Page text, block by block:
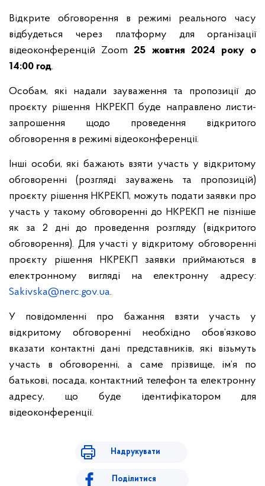
Відкрите обговорення в режимі реального часу
відбудеться через платформу для організації
відеоконференцій Zoom 25 жовтня 2024 року о
14:00 год.
Особам, які надали зауваження та пропозиції до
проєкту рішення НКРЕКП буде направлено листи-
запрошення щодо проведення відкритого
обговорення в режимі відеоконференції.
Інші особи, які бажають взяти участь у відкритому
обговоренні (розгляді зауважень та пропозицій)
проєкту рішення НКРЕКП, можуть подати заявки про
участь у такому обговоренні до НКРЕКП не пізніше
як за 2 дні до проведення розгляду (відкритого
обговорення). Для участі у відкритому обговоренні
проєкту рішення НКРЕКП заявки приймаються в
електронному вигляді на електронну адресу:
Sakivska@nerc.gov.ua.
У повідомленні про бажання взяти участь у
відкритому обговоренні необхідно обов’язково
вказати контактні дані представників, які візьмуть
участь в обговоренні, а саме прізвище, ім’я по
батькові, посада, контактний телефон та електронну
адресу, що буде ідентифікатором для
відеоконференції.
Надрукувати
Поділитися